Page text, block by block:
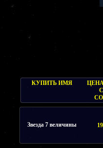
КУПИТЬ ИМЯ
Звезда 7 величины